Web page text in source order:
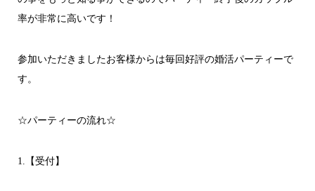
率が非常に高いです！
参加いただきましたお客様からは毎回好評の婚活パーティーで
す。
☆パーティーの流れ☆
1.【受付】